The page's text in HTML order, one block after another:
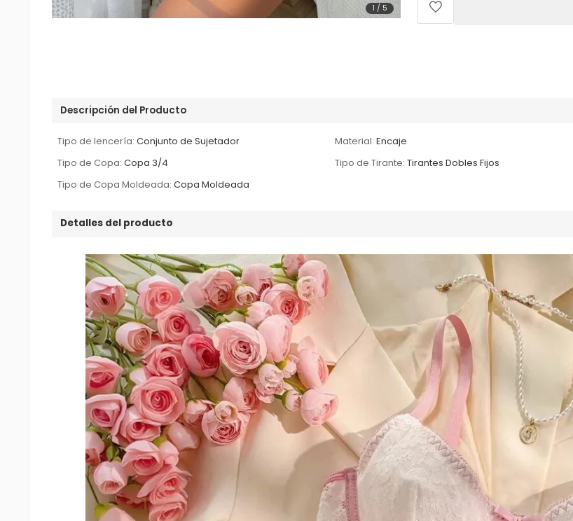
1 / 5
Descripción del Producto
Tipo de lencería: Conjunto de Sujetador Material: Encaje
Tipo de Copa: Copa 3/4 Tipo de Tirante: Tirantes Dobles Fijos
Tipo de Copa Moldeada: Copa Moldeada
Detalles del producto